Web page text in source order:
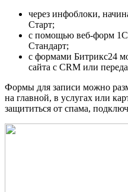
через инфоблоки,
Старт;
с помощью веб-форм
Стандарт;
с формами Битрикс24
сайта с CRM или
Формы для записи можно
на главной, в услугах или
защититься от спама,